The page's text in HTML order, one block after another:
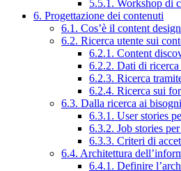
5.5.1. Workshop di
6. Progettazione dei contenuti
6.1. Cos’è il content design
6.2. Ricerca utente sui
6.2.1. Content
6.2.2. Dati di
6.2.3. Ricerca
6.2.4. Ricerca sui
6.3. Dalla ricerca ai
6.3.1. User stories
6.3.2. Job stories
6.3.3. Criteri di
6.4. Architettura
6.4.1. Definire